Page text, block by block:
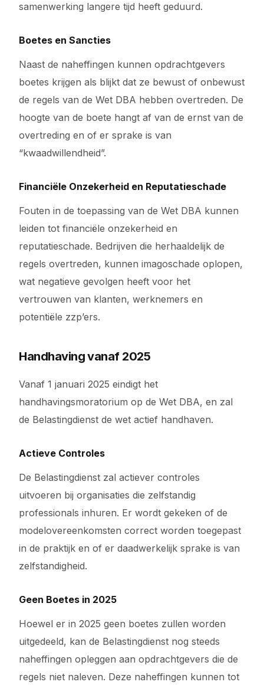
samenwerking langere tijd heeft geduurd.
Boetes en Sancties
Naast de naheffingen kunnen opdrachtgevers
boetes krijgen als blijkt dat ze bewust of onbewust
de regels van de Wet DBA hebben overtreden. De
hoogte van de boete hangt af van de ernst van de
overtreding en of er sprake is van
“kwaadwillendheid”.
Financiële Onzekerheid en Reputatieschade
Fouten in de toepassing van de Wet DBA kunnen
leiden tot financiële onzekerheid en
reputatieschade. Bedrijven die herhaaldelijk de
regels overtreden, kunnen imagoschade oplopen,
wat negatieve gevolgen heeft voor het
vertrouwen van klanten, werknemers en
potentiële zzp’ers.
Handhaving vanaf 2025
Vanaf 1 januari 2025 eindigt het
handhavingsmoratorium op de Wet DBA, en zal
de Belastingdienst de wet actief handhaven.
Actieve Controles
De Belastingdienst zal actiever controles
uitvoeren bij organisaties die zelfstandig
professionals inhuren. Er wordt gekeken of de
modelovereenkomsten correct worden toegepast
in de praktijk en of er daadwerkelijk sprake is van
zelfstandigheid.
Geen Boetes in 2025
Hoewel er in 2025 geen boetes zullen worden
uitgedeeld, kan de Belastingdienst nog steeds
naheffingen opleggen aan opdrachtgevers die de
regels niet naleven. Deze naheffingen kunnen tot